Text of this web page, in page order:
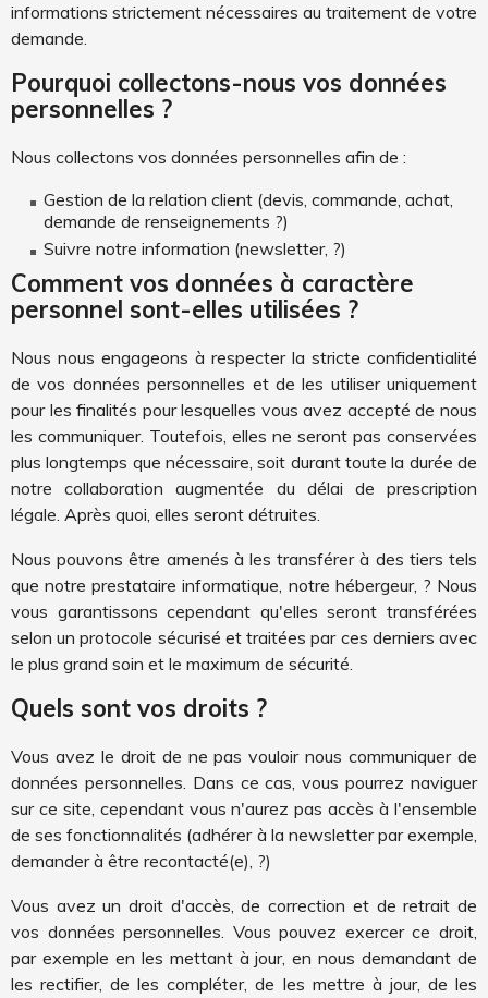
informations strictement nécessaires au traitement de votre
demande.
Pourquoi collectons-nous vos données
personnelles ?
Nous collectons vos données personnelles afin de :
Gestion de la relation client (devis, commande, achat,
demande de renseignements ?)
Suivre notre information (newsletter, ?)
Comment vos données à caractère
personnel sont-elles utilisées ?
Nous nous engageons à respecter la stricte confidentialité
de vos données personnelles et de les utiliser uniquement
pour les finalités pour lesquelles vous avez accepté de nous
les communiquer. Toutefois, elles ne seront pas conservées
plus longtemps que nécessaire, soit durant toute la durée de
notre collaboration augmentée du délai de prescription
légale. Après quoi, elles seront détruites.
Nous pouvons être amenés à les transférer à des tiers tels
que notre prestataire informatique, notre hébergeur, ? Nous
vous garantissons cependant qu'elles seront transférées
selon un protocole sécurisé et traitées par ces derniers avec
le plus grand soin et le maximum de sécurité.
Quels sont vos droits ?
Vous avez le droit de ne pas vouloir nous communiquer de
données personnelles. Dans ce cas, vous pourrez naviguer
sur ce site, cependant vous n'aurez pas accès à l'ensemble
de ses fonctionnalités (adhérer à la newsletter par exemple,
demander à être recontacté(e), ?)
Vous avez un droit d'accès, de correction et de retrait de
vos données personnelles. Vous pouvez exercer ce droit,
par exemple en les mettant à jour, en nous demandant de
les rectifier, de les compléter, de les mettre à jour, de les